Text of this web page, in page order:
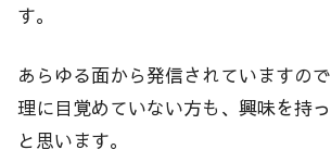
す。
あらゆる面から発信されていますの
理に目覚めていない方も、興味を持
と思います。